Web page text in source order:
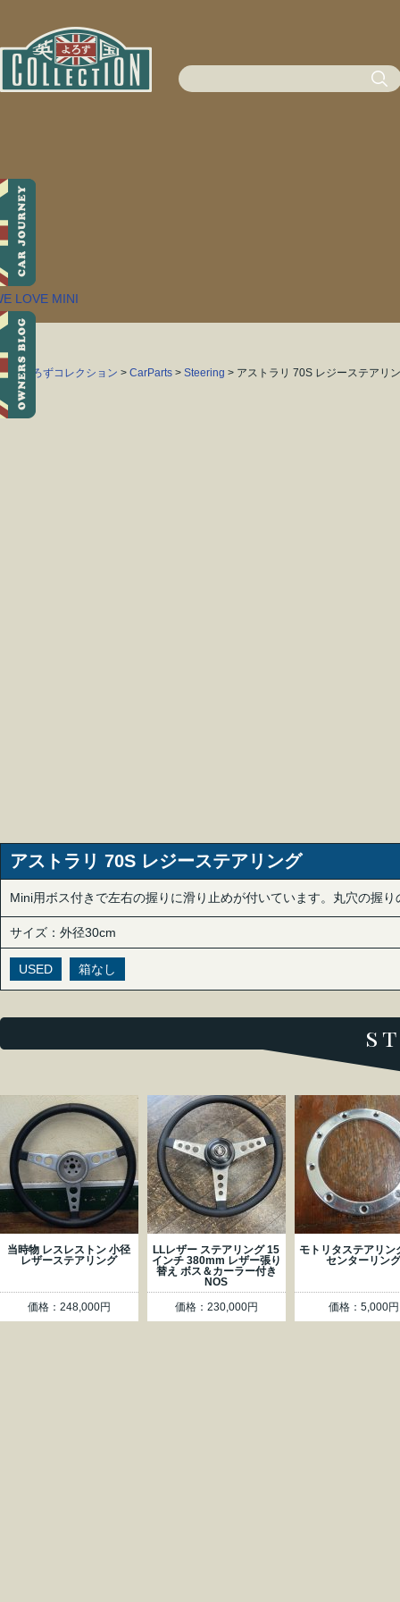
英国よろずコレクション > CarParts > Steering > アストラリ 70S レジーステアリ
アストラリ 70S レジーステアリング
Mini用ボス付きで左右の握りに滑り止めが付いています。丸穴の握
サイズ：外径30cm
USED 箱なし
当時物 レスレストン 小径
レザーステアリング
価格：248,000円
LLレザー ステアリング 15
インチ 380mm レザー張り
替え ボス＆カーラー付き
NOS
価格：230,000円
モトリタステアリン
センターリン
価格：5,000円